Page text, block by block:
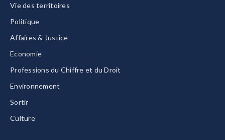
Vie des territoires
Politique
Affaires & Justice
Economie
Professions du Chiffre et du Droit
Environnement
Sortir
Culture